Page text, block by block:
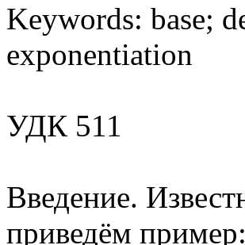
Keywords: base;
exponentiation
УДК 511
Введение.
приведём пример: